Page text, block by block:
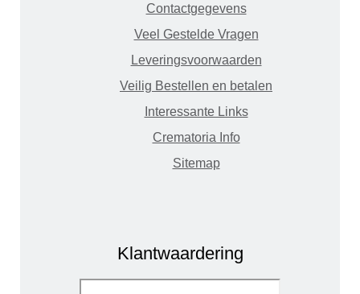
Contactgegevens
Veel Gestelde Vragen
Leveringsvoorwaarden
Veilig Bestellen en betalen
Interessante Links
Crematoria Info
Sitemap
Klantwaardering